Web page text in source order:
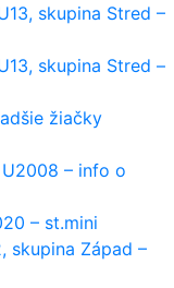
skupina Stred –
skupina Stred –
žiačky
U2008 – info o
– st.mini
skupina Západ –